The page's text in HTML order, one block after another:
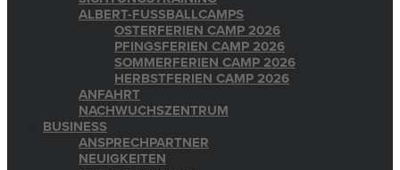
ALBERT-FUSSBALLCAMPS
OSTERFERIEN CAMP 2026
PFINGSFERIEN CAMP 2026
SOMMERFERIEN CAMP 2026
HERBSTFERIEN CAMP 2026
ANFAHRT
NACHWUCHSZENTRUM
BUSINESS
ANSPRECHPARTNER
NEUIGKEITEN